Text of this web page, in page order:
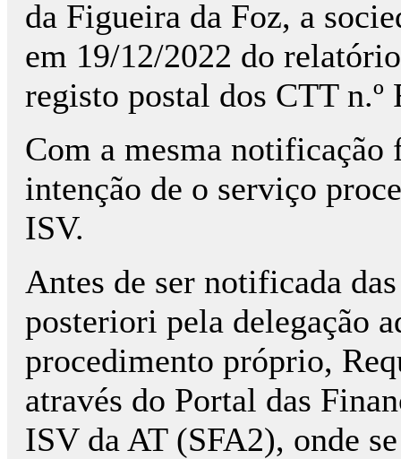
da Figueira da Foz, a
em 19/12/2022 do
registo postal dos CTT n.º
Com a mesma notificação
intenção de o serviço
ISV.
Antes de ser notificada
posteriori pela delegação
procedimento próprio,
através do Portal das
ISV da AT (SFA2), onde